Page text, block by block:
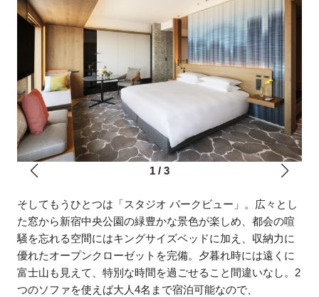
1/ 3
そしてもうひとつは「スタジオ パークビュー」。広々とし
た窓から新宿中央公園の緑豊かな景色が楽しめ、都会の喧
騒を忘れる空間にはキングサイズベッドに加え、収納力に
優れたオープンクローゼットを完備。夕暮れ時には遠くに
富士山も見えて、特別な時間を過ごせること間違いなし。2
つのソファを使えば大人4名まで宿泊可能なので、